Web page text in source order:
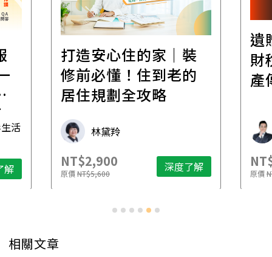
活
解
打造安心住的家｜裝
修前必懂！住到老的
居住規劃全攻略
林黛羚
NT$2,900
原價NT$5,600 深度了解
遺
財
產
原價
相關文章